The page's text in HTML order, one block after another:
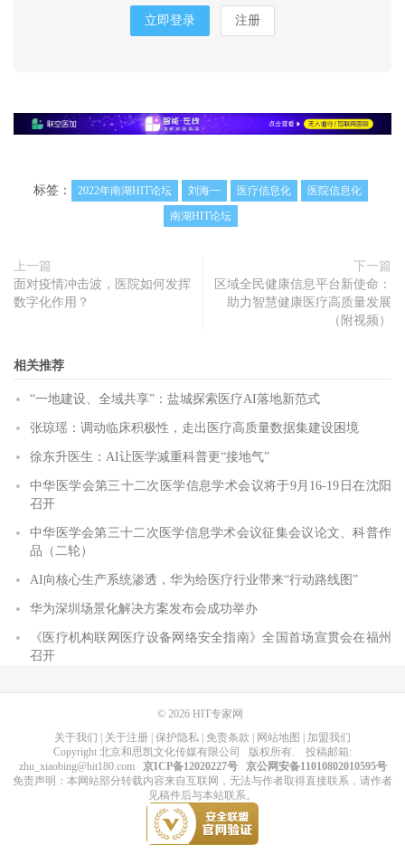
立即登录 注册
标签： 2022年南湖HIT论坛 刘海一 医疗信息化
医院信息化
南湖HIT论坛
上一篇
面对疫情冲击波，医院如何发挥
数字化作用？
下一篇
区域全民健康信息平台新使命：
助力智慧健康医疗高质量发展
（附视频）
相关推荐
“一地建设、全域共享”：盐城探索医疗AI落地新范式
张琼瑶：调动临床积极性，走出医疗高质量数据集建设困境
徐东升医生：AI让医学减重科普更“接地气”
中华医学会第三十二次医学信息学术会议将于9月16-19日在沈阳
召开
中华医学会第三十二次医学信息学术会议征集会议论文、科普作
品（二轮）
AI向核心生产系统渗透，华为给医疗行业带来“行动路线图”
华为深圳场景化解决方案发布会成功举办
《医疗机构联网医疗设备网络安全指南》全国首场宣贯会在福州
召开
© 2026 HIT专家网
关于我们
关于注册 保护隐私 免责条款 网站地图
加盟我们
Copyright 北京和思凯文化传媒有限公司 版权所有. 投稿邮箱:
zhu_xiaobing@hit180.com
京ICP备12020227号
京公网安备11010802010595号
免责声明：本网站部分转载内容来自互联网，无法与作者取得直接联系，请作者
见稿件后与本站联系。